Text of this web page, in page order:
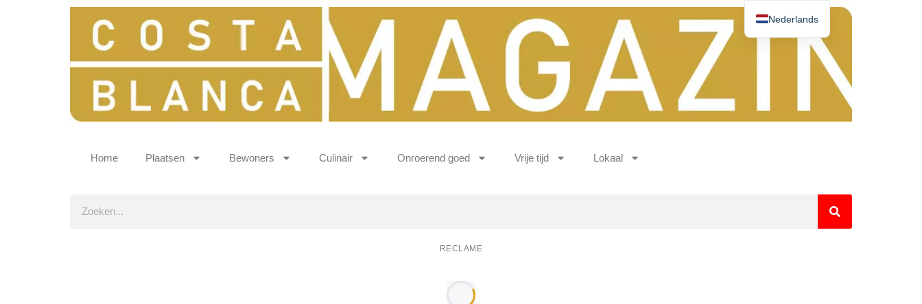
Home Plaatsen Bewoners Culinair Onroerend goed Vrije tijd Lokaal
RECLAME
Nederlands
Deutsch
Norsk